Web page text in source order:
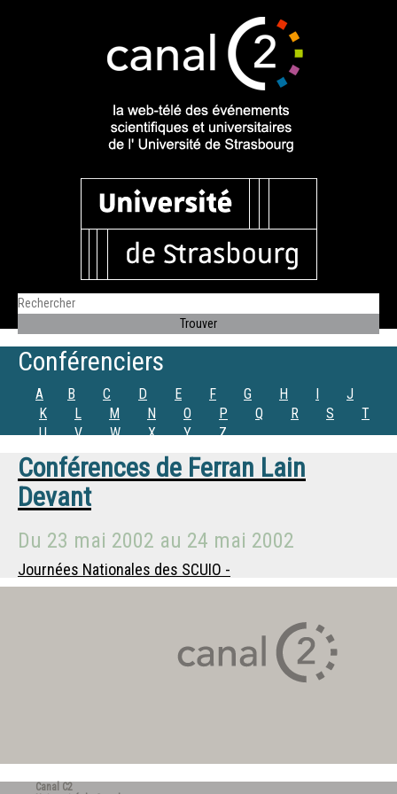
Conférenciers
A B C D E F G H I
J
K
L M N O P Q R S
T
U
V W X Y Z
Conférences de Ferran Lain
Devant
Du 23 mai 2002 au 24 mai 2002
Journées Nationales des SCUIO -
Canal C2